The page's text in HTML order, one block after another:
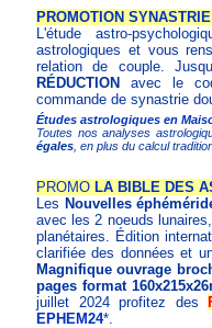
PROMOTION
L'étude astro-
astrologiques et vous
relation de couple.
RÉDUCTION
avec le
commande de synastrie
Études astrologiques en
Toutes nos analyses
égales , en plus du calcul
PROMO LA BIBLE DES
Les Nouvelles
avec les 2 noeuds
planétaires. Édition
clarifiée des données et
Magnifique ouvrage
pages format
juillet 2024 profitez des
EPHEM24*.